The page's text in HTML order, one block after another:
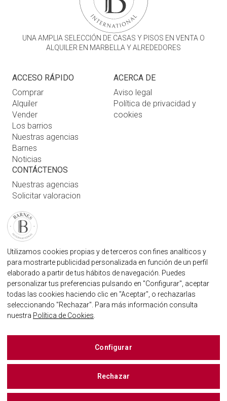
UNA AMPLIA SELECCIÓN DE CASAS Y PISOS EN VENTA O
ALQUILER EN MARBELLA Y ALREDEDORES
ACCESO RÁPIDO
Comprar
Alquiler
Vender
Los barrios
Nuestras agencias
Barnes
Noticias
ACERCA DE
Aviso legal
Política de privacidad y
cookies
CONTÁCTENOS
Nuestras agencias
Solicitar valoracion
Inicio de sesión de usuario
FAQ
ENCUENTRE NUESTRA AGENCIA
AGENCIA INMOBILIARIA BARNES MARBELLA
MARBELLA@BARNES-INTERNATIONAL.COM
+34 614 25 01 89
Utilizamos cookies propias y de terceros con fines analíticos y
para mostrarte publicidad personalizada en función de un perfil
elaborado a partir de tus hábitos de navegación. Puedes
personalizar tus preferencias pulsando en "Configurar", aceptar
todas las cookies haciendo clic en "Aceptar", o rechazarlas
seleccionando "Rechazar". Para más información consulta
nuestra Política de Cookies
Configurar
Rechazar